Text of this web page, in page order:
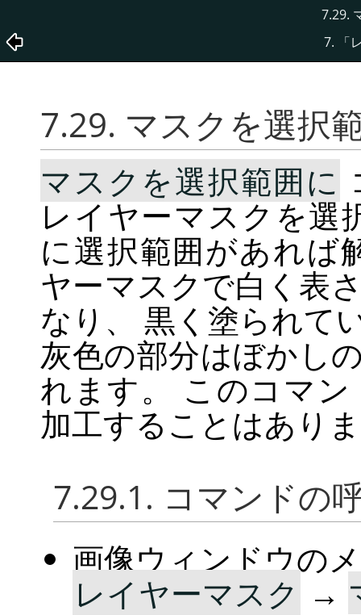
7.29.
7.
「
7.29. マスクを選択
マスクを選択範囲に
レイヤーマスクを選
に選択範囲があれば
ヤーマスクで白く表
なり、 黒く塗られて
灰色の部分はぼかし
れます。 このコマ
加工することはあり
7.29.1. コマンドの
画像ウィンドウの
レイヤーマスク →